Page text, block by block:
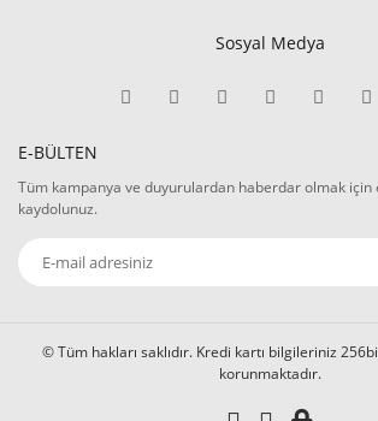
Sosyal Medya
E-BÜLTEN
Tüm kampanya ve duyurulardan haberdar olmak için
kaydolunuz.
© Tüm hakları saklıdır. Kredi kartı bilgileriniz
korunmaktadır.